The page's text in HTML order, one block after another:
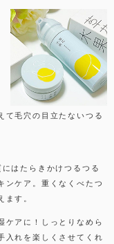
て毛穴の目立たないつる
はたらきかけつるつる
ンケア。重くなくべたつ
ます。
ケアに！しっとりなめら
入れを楽しくさせてくれ